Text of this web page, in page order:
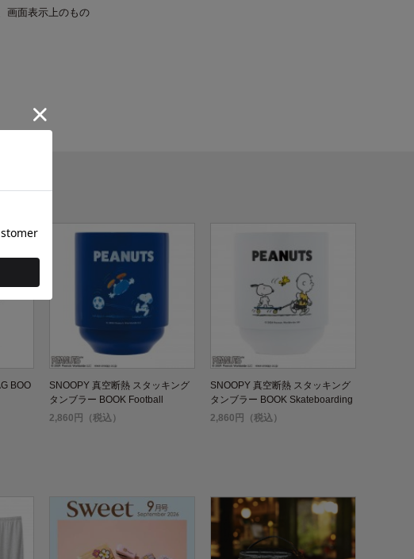
画面表示上のもの
BOO
SNOOPY 真空断熱 スタッキング
タンブラー BOOK Football
2,860円（税込）
SNOOPY 真空断熱 スタッキング
タンブラー BOOK Skateboarding
2,860円（税込）